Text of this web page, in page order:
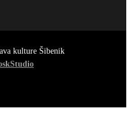
kulture Šibenik